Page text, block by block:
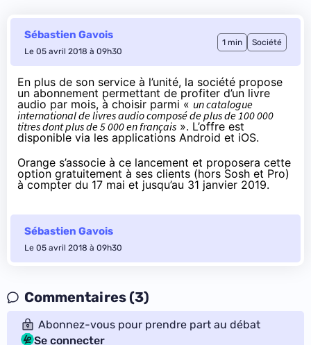
Sébastien Gavois
Le 05 avril 2018 à 09h30
1 min Société
En plus de son service à l’unité, la société propose
un abonnement permettant de profiter d’un livre
audio par mois, à choisir parmi « un catalogue
international de livres audio composé de plus de 100 000
titres dont plus de 5 000 en français ». L’offre est
disponible via les applications Android et iOS.
Orange s’associe à ce lancement et proposera cette
option gratuitement à ses clients (hors Sosh et Pro)
à compter du 17 mai et jusqu’au 31 janvier 2019.
Sébastien Gavois
Le 05 avril 2018 à 09h30
Commentaires (3)
Abonnez-vous pour prendre part au débat
Se connecter